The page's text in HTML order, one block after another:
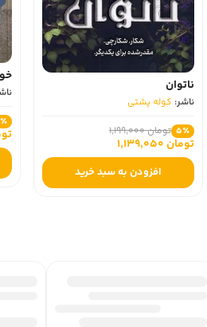
ناتوان
کوله پشتی
تومان 1,199,000
تومان 1,139,050
افزودن به سبد خرید
تومان 493,050